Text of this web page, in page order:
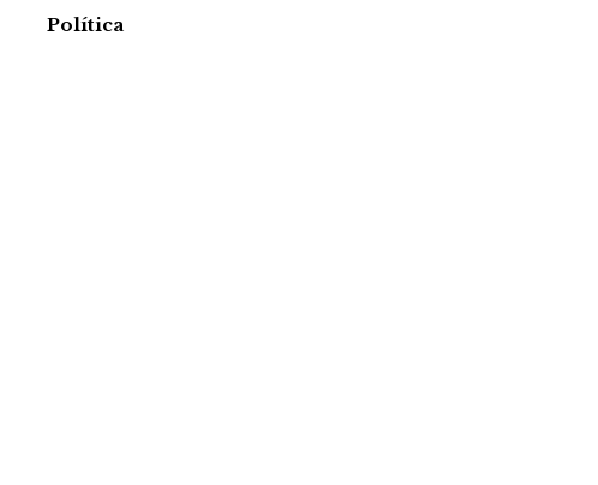
Política